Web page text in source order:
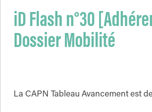
Direction
direction
de
l'Éducation
iD Flash n°30
Dossier Mobilité
La CAPN Tableau Avancement est